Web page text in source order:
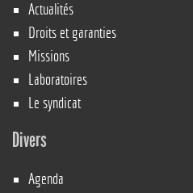
Actualités
Droits et garanties
Missions
Laboratoires
Le syndicat
Divers
Agenda